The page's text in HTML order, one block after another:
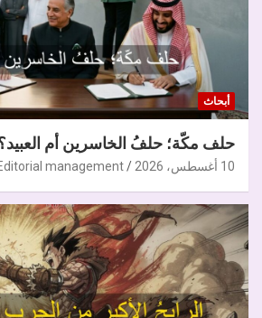
أبحاث
حلف مكّة؛ حلفُ الخاسرين أم
10 أغسطس، 2026 management